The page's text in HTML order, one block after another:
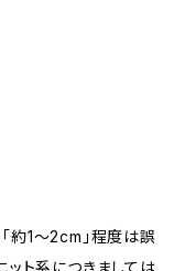
約1～2cm」程度は誤
ット系につきましては